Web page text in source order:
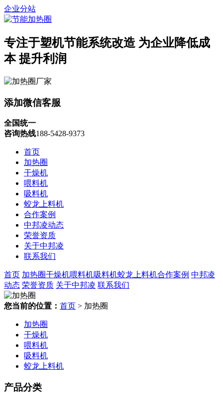
企业分站
专注于塑机节能系统改造 为企业降低成
本 提升利润
添加微信客服
全国统一
咨询热线188-5428-9373
首页
加热圈
干燥机
喂料机
吸料机
蛟龙上料机
合作案例
中邦凌动态
荣誉资质
关于中邦凌
联系我们
首页 加热圈干燥机喂料机吸料机蛟龙上料机合作案例 中邦凌
动态 荣誉资质 关于中邦凌 联系我们
您当前的位置： 首页 > 加热圈
加热圈
干燥机
喂料机
吸料机
蛟龙上料机
产品分类